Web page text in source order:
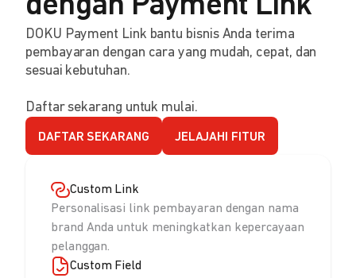
dengan Payment Link
DOKU Payment Link bantu bisnis Anda terima
pembayaran dengan cara yang mudah, cepat, dan
sesuai kebutuhan.
Daftar sekarang untuk mulai.
DAFTAR SEKARANG JELAJAHI FITUR
Custom Link
Personalisasi link pembayaran dengan nama
brand Anda untuk meningkatkan kepercayaan
pelanggan.
Custom Field